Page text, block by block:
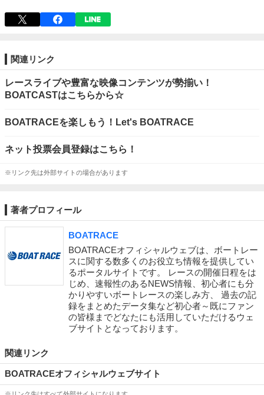
関連リンク
レースライブや豊富な映像コンテンツが勢揃い！
BOATCASTはこちらから☆
BOATRACEを楽しもう！Let's BOATRACE
ネット投票会員登録はこちら！
※リンク先は外部サイトの場合があります
著者プロフィール
BOATRACE
BOATRACEオフィシャルウェブは、ボートレー
スに関する数多くのお役立ち情報を提供してい
るポータルサイトです。 レースの開催日程をは
じめ、速報性のあるNEWS情報、初心者にも分
かりやすいボートレースの楽しみ方、 過去の記
録をまとめたデータ集など初心者～既にファン
の皆様までどなたにも活用していただけるウェ
ブサイトとなっております。
関連リンク
BOATRACEオフィシャルウェブサイト
※リンク先はすべて外部サイトになります